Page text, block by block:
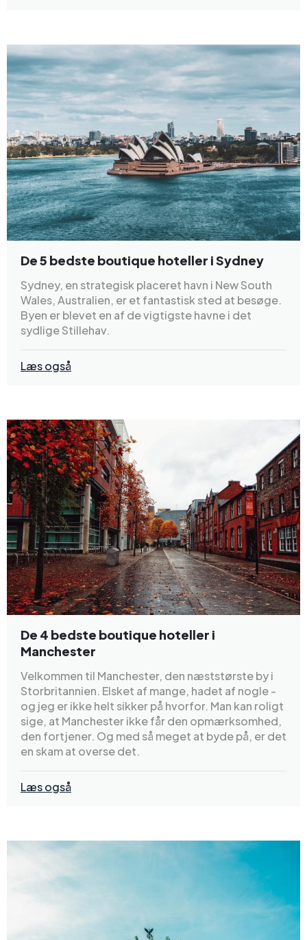
De 5 bedste boutique hoteller i Sydney
Sydney, en strategisk placeret havn i New South
Wales, Australien, er et fantastisk sted at besøge.
Byen er blevet en af de vigtigste havne i det
sydlige Stillehav.
Læs også
De 4 bedste boutique hoteller i
Manchester
Velkommen til Manchester, den næststørste by i
Storbritannien. Elsket af mange, hadet af nogle -
og jeg er ikke helt sikker på hvorfor. Man kan roligt
sige, at Manchester ikke får den opmærksomhed,
den fortjener. Og med så meget at byde på, er det
en skam at overse det.
Læs også